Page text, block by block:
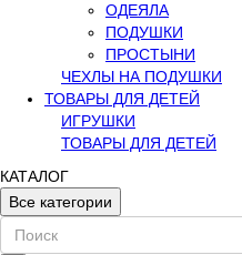
ОДЕЯЛА
ПОДУШКИ
ПРОСТЫНИ
ЧЕХЛЫ НА ПОДУШКИ
ТОВАРЫ ДЛЯ ДЕТЕЙ
ИГРУШКИ
ТОВАРЫ ДЛЯ ДЕТЕЙ
КАТАЛОГ
Все категории